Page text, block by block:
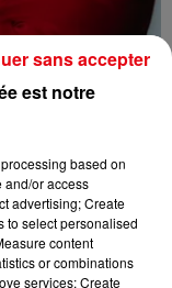
est notre
based on
and/or access
advertising; Create
to select personalised
content
or combinations
services; Create
sans accepter